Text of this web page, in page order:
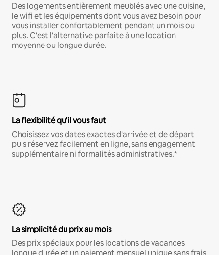
Des logements entièrement meublés avec une cuisine,
le wifi et les équipements dont vous avez besoin pour
vous installer confortablement pendant un mois ou
plus. C'est l'alternative parfaite à une location
moyenne ou longue durée.
La flexibilité qu'il vous faut
Choisissez vos dates exactes d'arrivée et de départ
puis réservez facilement en ligne, sans engagement
supplémentaire ni formalités administratives.*
La simplicité du prix au mois
Des prix spéciaux pour les locations de vacances
longue durée et un paiement mensuel unique sans frais